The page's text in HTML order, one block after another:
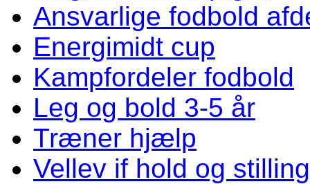
Ansvarlige fodbold
Energimidt cup
Kampfordeler fodbold
Leg og bold 3-5 år
Træner hjælp
Vellev if hold og